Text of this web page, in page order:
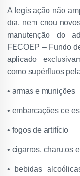
A legislação não
dia, nem criou
manutenção do
FECOEP – Fundo
aplicado
como supérfluos
• armas e munições
• embarcações de
• fogos de artifício
• cigarros, charutos
• bebidas